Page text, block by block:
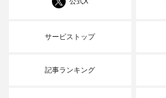
サービストップ
記事ランキング